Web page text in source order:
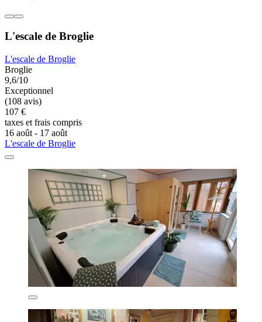
L'escale de Broglie
L'escale de Broglie
Broglie
9,6/10
Exceptionnel
(108 avis)
107 €
taxes et frais compris
16 août - 17 août
L'escale de Broglie